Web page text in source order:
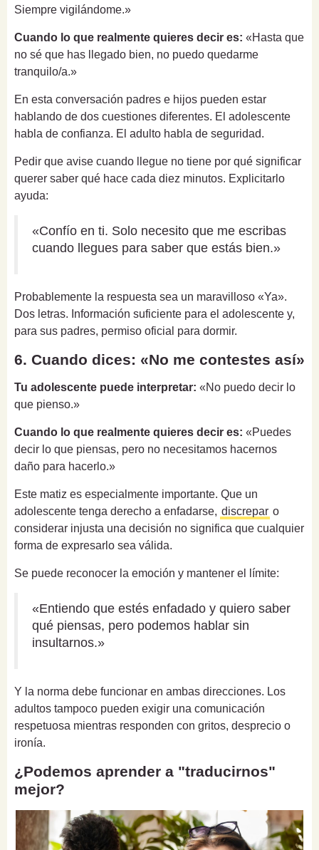
Siempre vigilándome.»
Cuando lo que realmente quieres decir es: «Hasta que
no sé que has llegado bien, no puedo quedarme
tranquilo/a.»
En esta conversación padres e hijos pueden estar
hablando de dos cuestiones diferentes. El adolescente
habla de confianza. El adulto habla de seguridad.
Pedir que avise cuando llegue no tiene por qué significar
querer saber qué hace cada diez minutos. Explicitarlo
ayuda:
«Confío en ti. Solo necesito que me escribas
cuando llegues para saber que estás bien.»
Probablemente la respuesta sea un maravilloso «Ya».
Dos letras. Información suficiente para el adolescente y,
para sus padres, permiso oficial para dormir.
6. Cuando dices: «No me contestes así»
Tu adolescente puede interpretar: «No puedo decir lo
que pienso.»
Cuando lo que realmente quieres decir es: «Puedes
decir lo que piensas, pero no necesitamos hacernos
daño para hacerlo.»
Este matiz es especialmente importante. Que un
adolescente tenga derecho a enfadarse, discrepar o
considerar injusta una decisión no significa que cualquier
forma de expresarlo sea válida.
Se puede reconocer la emoción y mantener el límite:
«Entiendo que estés enfadado y quiero saber
qué piensas, pero podemos hablar sin
insultarnos.»
Y la norma debe funcionar en ambas direcciones. Los
adultos tampoco pueden exigir una comunicación
respetuosa mientras responden con gritos, desprecio o
ironía.
¿Podemos aprender a "traducirnos"
mejor?